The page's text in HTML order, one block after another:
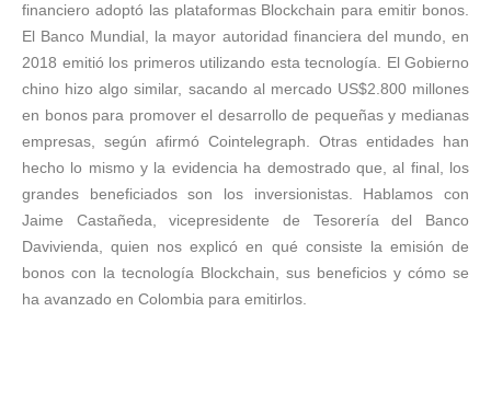
financiero adoptó las plataformas Blockchain para emitir bonos.
El Banco Mundial, la mayor autoridad financiera del mundo, en
2018 emitió los primeros utilizando esta tecnología. El Gobierno
chino hizo algo similar, sacando al mercado US$2.800 millones
en bonos para promover el desarrollo de pequeñas y medianas
empresas, según afirmó Cointelegraph. Otras entidades han
hecho lo mismo y la evidencia ha demostrado que, al final, los
grandes beneficiados son los inversionistas. Hablamos con
Jaime Castañeda, vicepresidente de Tesorería del Banco
Davivienda, quien nos explicó en qué consiste la emisión de
bonos con la tecnología Blockchain, sus beneficios y cómo se
ha avanzado en Colombia para emitirlos.